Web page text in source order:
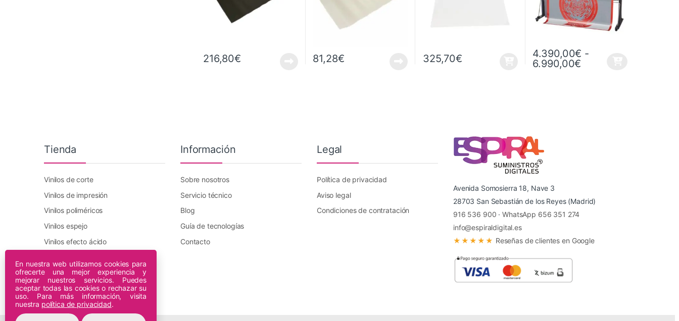
216,80€ 81,28€ 325,70€ 4.390,00€ -
6.990,00€
Este producto tiene múltiples variantes. Las
Tienda
Vinilos de corte
Vinilos de impresión
Vinilos poliméricos
Vinilos espejo
Vinilos efecto ácido
Plotters DTF Innuro
Plotters de impresión
Información
Sobre nosotros
Servicio técnico
Blog
Guía de tecnologías
Contacto
Legal
Política de privacidad
Aviso legal
Condiciones de contratación
Avenida Somosierra 18, Nave 3
28703 San Sebastián de los Reyes (Madrid)
916 536 900 ·WhatsApp 656 351 274
info@espiraldigital.es
★★★★★ Reseñas de clientes en Google
En nuestra web utilizamos cookies para
ofrecerte una mejor experiencia y
mejorar nuestros servicios. Puedes
aceptar todas las cookies o rechazar su
uso. Para más información, visita
nuestra política de privacidad.